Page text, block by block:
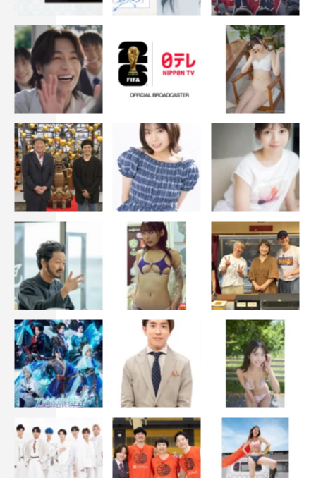
『テッパチ！』左から）白石麻衣、町田啓太、佐野勇斗、北村一輝©フ
ジテレビ
第1話あらすじ
高校卒業後ひとり暮らしを始めるも、定職に就かずその日
暮らしの生活を送っていた国生宙（町田啓太）は、街中で
のケンカで警察沙汰になり、工事現場の仕事をクビになっ
た挙句、住んでいたアパートも家賃滞納で立ち退きを言い
渡されてしまう。そんな宙に、「お前にピッタリな仕事を
紹介してやる！」と声をかけてきたのが、陸上自衛隊の3
等陸佐で、東部方面北東京駐屯地で教育中隊長をしている
八女純一（北村一輝）だった。
最初は拒絶したものの生活もままならない状況だった宙
は、「訓練生でも給料が出るなら…」という中途半端な気
持ちで自衛官候補生の採用試験を受け、陸上自衛隊の候補
生になった。入隊の日、宙は、八女に出迎えられる。その
とき、宙たちの目の前を通ったのが、防衛大学校を卒業し
たエリート自衛官で、宙たちを指導する教官のひとり、桜
間冬美2尉（白石麻衣）だった。思わず見とれてしまう
宙。